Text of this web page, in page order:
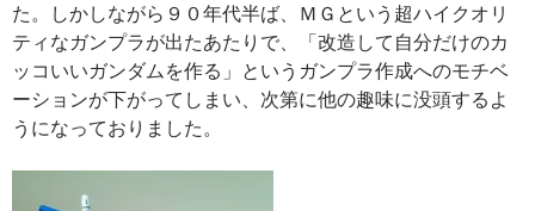
た。しかしながら９０年代半ば、ＭＧという超ハイクオリ
ティなガンプラが出たあたりで、「改造して自分だけのカ
ッコいいガンダムを作る」というガンプラ作成へのモチベ
ーションが下がってしまい、次第に他の趣味に没頭するよ
うになっておりました。